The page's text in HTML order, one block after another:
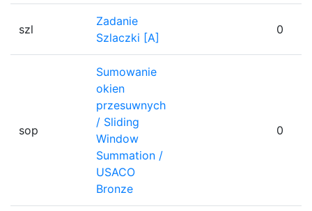
szl
Zadanie
Szlaczki [A]
0
sop
Sumowanie
okien
przesuwnych
/ Sliding
Window
Summation /
USACO
Bronze
0